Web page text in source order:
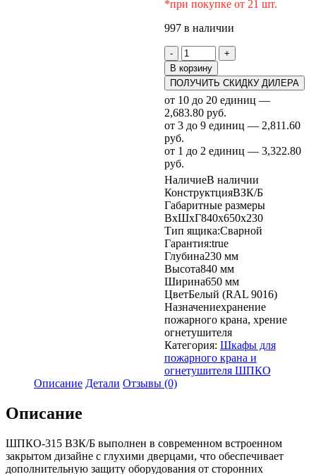
*при покупке от 21 шт.
997 в наличии
-
Количество
товара
Шкаф
пожарный
ШПКО-315
ВЗК
для
пожарного
крана
и
огнетушителя
+
В корзину
ПОЛУЧИТЬ СКИДКУ ДИЛЕРА
от 10 до 20 единиц —
2,683.80 руб.
от 3 до 9 единиц — 2,811.60
руб.
от 1 до 2 единиц — 3,322.80
руб.
НаличиеВ наличии
КонструктцияВЗК/Б
Габаритные размеры
ВхШхГ840х650х230
Тип ящика:Сварной
Гарантия:true
Глубина230 мм
Высота840 мм
Ширина650 мм
ЦветБелый (RAL 9016)
Назначениехранение
пожарного крана, хрение
огнетушителя
Категория: Шкафы для
пожарного крана и
огнетушителя ШПКО
Описание Детали Отзывы (0)
Описание
ШПКО-315 ВЗК/Б выполнен в современном встроенном
закрытом дизайне с глухими дверцами, что обеспечивает
дополнительную защиту оборудования от сторонних